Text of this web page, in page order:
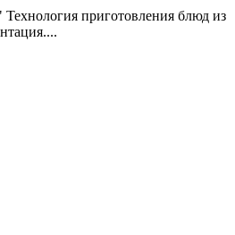
приготовления блюд из